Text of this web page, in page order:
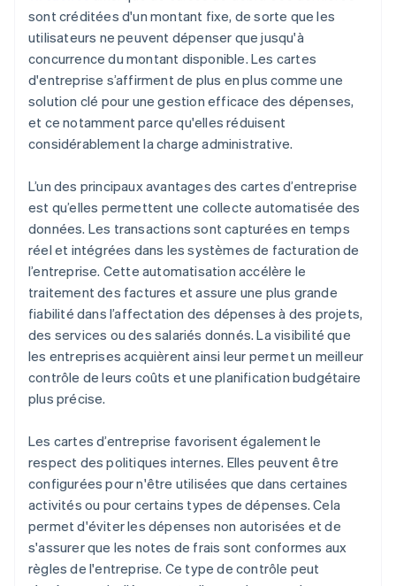
sont créditées d'un montant fixe, de sorte que les
utilisateurs ne peuvent dépenser que jusqu'à
concurrence du montant disponible. Les cartes
d'entreprise s’affirment de plus en plus comme une
solution clé pour une gestion efficace des dépenses,
et ce notamment parce qu'elles réduisent
considérablement la charge administrative.
L’un des principaux avantages des cartes d’entreprise
est qu’elles permettent une collecte automatisée des
données. Les transactions sont capturées en temps
réel et intégrées dans les systèmes de facturation de
l’entreprise. Cette automatisation accélère le
traitement des factures et assure une plus grande
fiabilité dans l’affectation des dépenses à des projets,
des services ou des salariés donnés. La visibilité que
les entreprises acquièrent ainsi leur permet un meilleur
contrôle de leurs coûts et une planification budgétaire
plus précise.
Les cartes d’entreprise favorisent également le
respect des politiques internes. Elles peuvent être
configurées pour n'être utilisées que dans certaines
activités ou pour certains types de dépenses. Cela
permet d'éviter les dépenses non autorisées et de
s'assurer que les notes de frais sont conformes aux
règles de l'entreprise. Ce type de contrôle peut